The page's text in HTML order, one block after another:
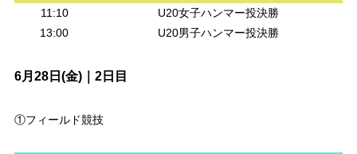
11:10
U20女子ハンマー投決勝
13:00
U20男子ハンマー投決勝
6月28日(金)｜2日目
①フィールド競技